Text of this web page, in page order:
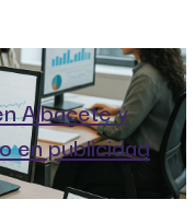
Albacete y
en publicidad